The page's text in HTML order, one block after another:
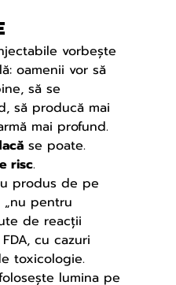
vorbește
oamenii vor să
să se
să producă mai
mai profund.
se poate.
risc.
produs de pe
pentru
de reacții
cu cazuri
toxicologie.
lumina pe